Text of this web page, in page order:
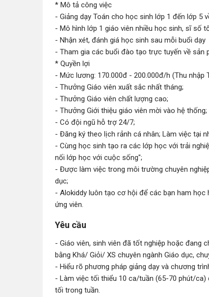
* Mô tả công việc
- Giảng dạy Toán cho học sinh lớp 1 đến lớp
- Mô hình lớp 1 giáo viên nhiều học sinh, sĩ số
- Nhận xét, đánh giá học sinh sau mỗi buổi dạy
- Tham gia các buổi đào tạo trực tuyến về sản
* Quyền lợi
- Mức lương: 170.000đ - 200.000đ/h (Thu
- Thưởng Giáo viên xuất sắc nhất tháng;
- Thưởng Giáo viên chất lượng cao;
- Thưởng Giới thiệu giáo viên mời vào hệ thống;
- Có đội ngũ hỗ trợ 24/7;
- Đăng ký theo lịch rảnh cá nhân; Làm việc tại
- Cùng học sinh tạo ra các lớp học với trải
nối lớp học với cuộc sống";
- Được làm việc trong môi trường chuyên
dục;
- Alokiddy luôn tạo cơ hội để các bạn ham
ứng viên.
Yêu cầu
- Giáo viên, sinh viên đã tốt nghiệp hoặc đang
bằng Khá/ Giỏi/ XS chuyên ngành Giáo dục,
- Hiểu rõ phương pháp giảng dạy và chương
- Làm việc tối thiểu 10 ca/tuần (65-70 phút/
tối trong tuần.